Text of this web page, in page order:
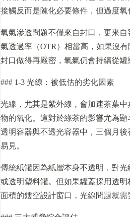
接觸反而是陳化必要條件，但過度氧
氧氣滲透問題不僅來自封口，更來
氣透過率（OTR）相當高，如果沒
封口做得再嚴密，氧氣仍會持續從罐
### 1-3 光線：被低估的劣化因素
光線，尤其是紫外線，會加速茶葉
物的氧化。這對於綠茶的影響尤為
透明容器與不透光容器中，三個月
易見。
傳統紙罐因為紙層本身不透明，對
或透明塑料罐。但如果罐蓋採用透
面積的鏤空設計窗口，光線問題就需